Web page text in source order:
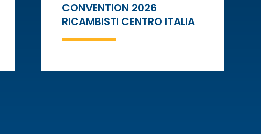
CONVENTION 2026
RICAMBISTI CENTRO ITALIA